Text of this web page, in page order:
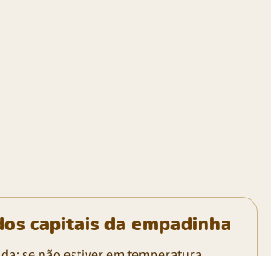
capitais da empadinha